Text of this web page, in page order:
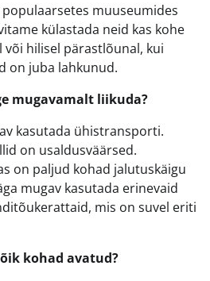
muuseumides
külastada neid kas kohe
hilisel pärastlõunal, kui
on juba lahkunud.
mugavamalt liikuda?
kasutada ühistransporti.
on usaldusväärsed.
on paljud kohad jalutuskäigu
mugav kasutada erinevaid
mis on suvel eriti
kohad avatud?